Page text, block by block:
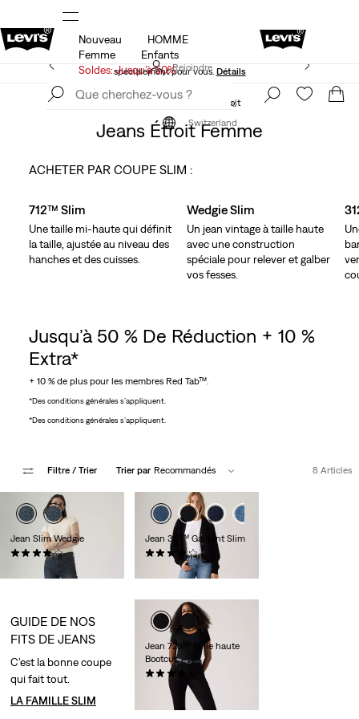
Soldes: Jusqu’à 50% + 10% extra*Détails
Rejoindre
Switzerland
Nouveau
HOMME
Femme
Enfants
Soldes: Jusqu’à 50%
Levi's App. Le meilleur de Levi’s®, sur mesure,
spécialement pour vous. Détails
maintenant
Switzerland
Étroit
Jeans Étroit Femme
ACHETER PAR COUPE SLIM :
712™ Slim
Une taille mi-haute qui définit
la taille, ajustée au niveau des
hanches et des cuisses.
Wedgie Slim
Un jean vintage à taille haute
avec une construction
spéciale pour relever et galber
vos fesses.
Jusqu’à 50 % De Réduction + 10 %
Extra*
+ 10 % de plus pour les membres Red Tab™.
*Des conditions générales s’appliquent.
*Des conditions générales s’appliquent.
Filtre / Trier Trier par Recommandés 8 Articles
Jean Slim Wedgie
(0)
CHF 139.90
Jean 312™ Galbant Slim
(0)
CHF 109.90
Jean 725™ taille haute
Bootcut
(0)
CHF 119.90
GUIDE DE NOS
FITS DE JEANS
C’est la bonne coupe
qui fait tout.
LA FAMILLE SLIM